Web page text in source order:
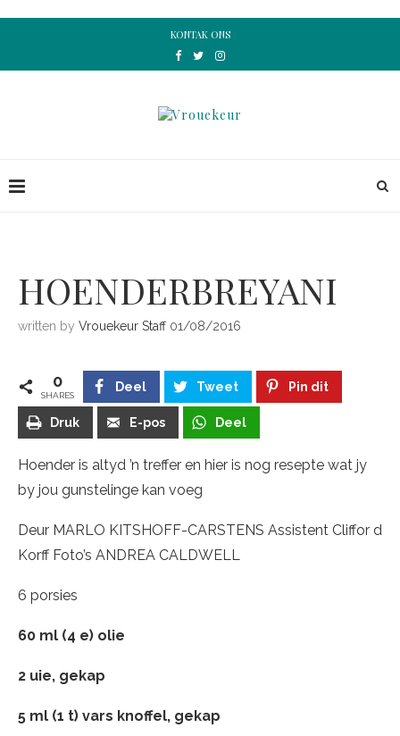
KONTAK ONS
HOENDERBREYANI
written by Vrouekeur Staff 01/08/2016
0
SHARES
Deel Tweet Pin dit
Druk E-pos Deel
Hoender is altyd ’n treffer en hier is nog resepte wat jy
by jou gunstelinge kan voeg
Deur MARLO KITSHOFF-CARSTENS Assistent Cliffor d
Korff Foto’s ANDREA CALDWELL
6 porsies
60 ml (4 e) olie
2 uie, gekap
5 ml (1 t) vars knoffel, gekap